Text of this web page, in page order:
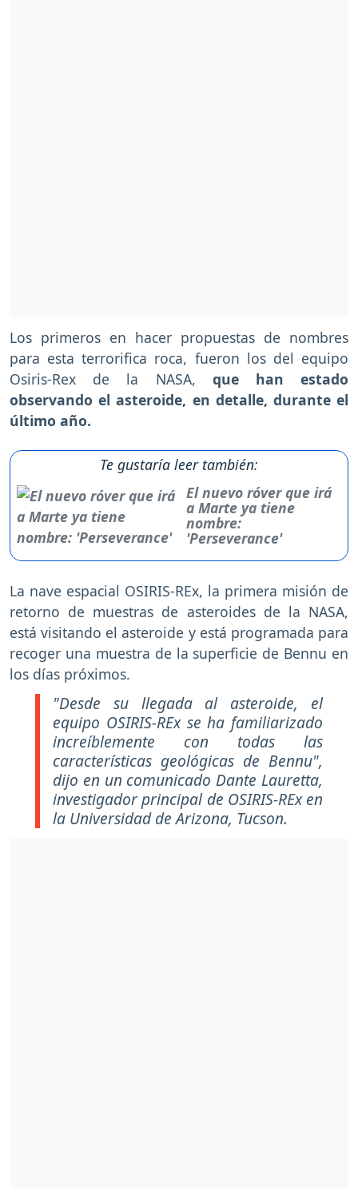
Los primeros en hacer propuestas de nombres
para esta terrorifica roca, fueron los del equipo
Osiris-Rex de la NASA, que han estado
observando el asteroide, en detalle, durante el
último año.
Te gustaría leer también:
El nuevo róver que irá
a Marte ya tiene
nombre:
'Perseverance'
La nave espacial OSIRIS-REx, la primera misión de
retorno de muestras de asteroides de la NASA,
está visitando el asteroide y está programada para
recoger una muestra de la superficie de Bennu en
los días próximos.
"Desde su llegada al asteroide, el
equipo OSIRIS-REx se ha familiarizado
increíblemente con todas las
características geológicas de Bennu",
dijo en un comunicado Dante Lauretta,
investigador principal de OSIRIS-REx en
la Universidad de Arizona, Tucson.